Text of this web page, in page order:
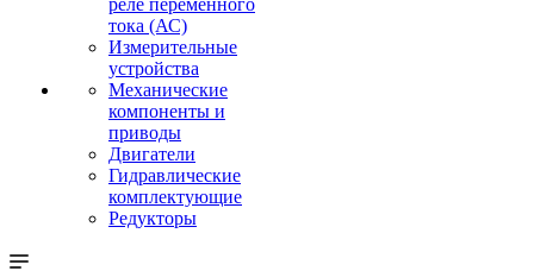
реле переменного
тока (АС)
Измерительные
устройства
Механические
компоненты и
приводы
Двигатели
Гидравлические
комплектующие
Редукторы